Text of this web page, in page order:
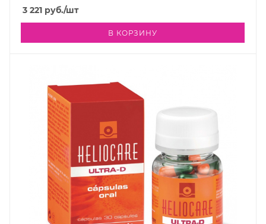
3 221 руб./шт
В КОРЗИНУ